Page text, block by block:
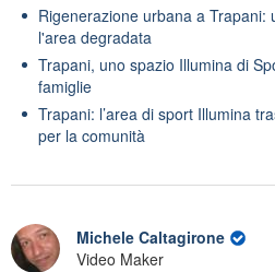
Rigenerazione urbana a Trapani:
l'area degradata
Trapani, uno spazio Illumina di
famiglie
Trapani: l’area di sport Illumina
per la comunità
Michele Caltagirone
Video Maker